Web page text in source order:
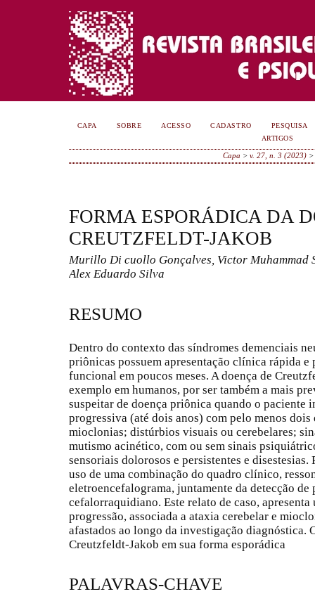
CAPA SOBRE ACESSO CADASTRO
PESQUISA
ARTIGOS
Capa > v. 27, n. 3 (2023)>
FORMA ESPORÁDICA DA
CREUTZFELDT-JAKOB
Murillo Di cuollo Gonçalves, Victor Muhammad
Alex Eduardo Silva
RESUMO
Dentro do contexto das síndromes demenciais
priônicas possuem apresentação clínica rápida
funcional em poucos meses. A doença de
exemplo em humanos, por ser também a mais
suspeitar de doença priônica quando o paciente
progressiva (até dois anos) com pelo menos
mioclonias; distúrbios visuais ou cerebelares;
mutismo acinético, com ou sem sinais
sensoriais dolorosos e persistentes e
uso de uma combinação do quadro clínico,
eletroencefalograma, juntamente da detecção
cefalorraquidiano. Este relato de caso,
progressão, associada a ataxia cerebelar e
afastados ao longo da investigação diagnóstica.
Creutzfeldt-Jakob em sua forma esporádica
PALAVRAS-CHAVE